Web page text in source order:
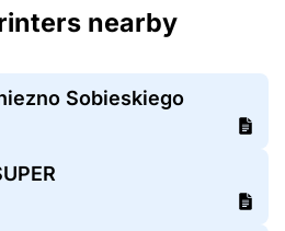
nearby
Sobieskiego